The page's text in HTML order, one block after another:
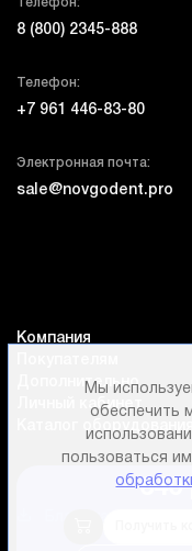
640
Получить
Телефон:
8 (800) 2345-888
Телефон:
+7 961 446-83-80
Электронная почта:
sale@novgodent.pro
Компания
Дополнительно
Личный кабинет
Бланк гарантии и
Мы
обеспечить
пользоваться